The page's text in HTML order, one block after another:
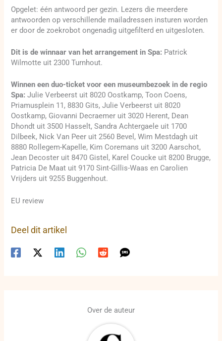
Opgelet: één antwoord per gezin. Lezers die meerdere
antwoorden op verschillende mailadressen insturen worden
er door de zoekrobot ongenadig uitgefilterd en uitgesloten.
Dit is de winnaar van het arrangement in Spa: Patrick
Wilmotte uit 2300 Turnhout.
Winnen een duo-ticket voor een museumbezoek in de regio
Spa: Julie Verbeerst uit 8020 Oostkamp, Toon Coens,
Priamusplein 11, 8830 Gits, Julie Verbeerst uit 8020
Oostkamp, Giovanni Decraemer uit 3020 Herent, Dean
Dhondt uit 3500 Hasselt, Sandra Achtergaele uit 1700
Dilbeek, Nick Van Peer uit 2560 Bevel, Wim Mestdagh uit
8880 Rollegem-Kapelle, Kim Coremans uit 3200 Aarschot,
Jean Decoster uit 8470 Gistel, Karel Coucke uit 8200 Brugge,
Patricia De Maat uit 9170 Sint-Gillis-Waas en Carolien
Vrijders uit 9255 Buggenhout.
EU review
Deel dit artikel
Over de auteur